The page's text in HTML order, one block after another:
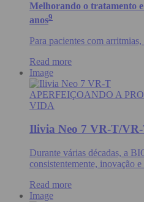
Melhorando o tratamento
anos9
Para pacientes com arritmias,
Read more
Image
APERFEIÇOANDO A
VIDA
Ilivia Neo 7 VR-T/
Durante várias décadas, a
consistentemente, inovação
Read more
Image